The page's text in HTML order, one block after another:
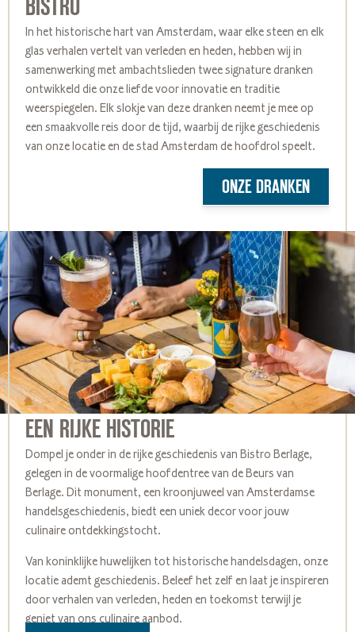
BISTRO
In het historische hart van Amsterdam, waar elke steen en elk
glas verhalen vertelt van verleden en heden, hebben wij in
samenwerking met ambachtslieden twee signature dranken
ontwikkeld die onze liefde voor innovatie en traditie
weerspiegelen. Elk slokje van deze dranken neemt je mee op
een smaakvolle reis door de tijd, waarbij de rijke geschiedenis
van onze locatie en de stad Amsterdam de hoofdrol speelt.
ONZE DRANKEN
EEN RIJKE HISTORIE
Dompel je onder in de rijke geschiedenis van Bistro Berlage,
gelegen in de voormalige hoofdentree van de Beurs van
Berlage. Dit monument, een kroonjuweel van Amsterdamse
handelsgeschiedenis, biedt een uniek decor voor jouw
culinaire ontdekkingstocht.
Van koninklijke huwelijken tot historische handelsdagen, onze
locatie ademt geschiedenis. Beleef het zelf en laat je inspireren
door verhalen van verleden, heden en toekomst terwijl je
geniet van ons culinaire aanbod.